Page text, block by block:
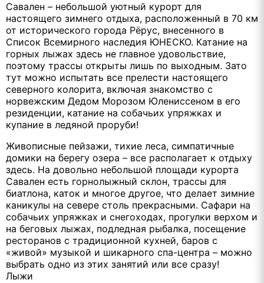
Савален – небольшой уютный курорт для
настоящего зимнего отдыха, расположенный в 70 км
от исторического города Рёрус, внесенного в
Список Всемирного наследия ЮНЕСКО. Катание на
горных лыжах здесь не главное удовольствие,
поэтому трассы открыты лишь по выходным. Зато
тут можно испытать все прелести настоящего
северного колорита, включая знакомство с
норвежским Дедом Морозом Юлениссеном в его
резиденции, катание на собачьих упряжках и
купание в ледяной проруби!
Живописные пейзажи, тихие леса, симпатичные
домики на берегу озера – все располагает к отдыху
здесь. На довольно небольшой площади курорта
Савален есть горнолыжный склон, трассы для
биатлона, каток и многое другое, что делает зимние
каникулы на севере столь прекрасными. Сафари на
собачьих упряжках и снегоходах, прогулки верхом и
на беговых лыжах, подледная рыбалка, посещение
ресторанов с традиционной кухней, баров с
«живой» музыкой и шикарного спа-центра – можно
выбрать одно из этих занятий или все сразу!
Лыжи